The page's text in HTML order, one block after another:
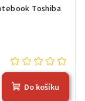
Toshiba
Do košíku